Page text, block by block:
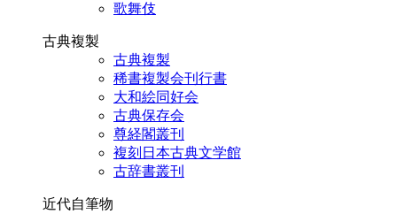
歌舞伎
古典複製
古典複製
稀書複製会刊行書
大和絵同好会
古典保存会
尊経閣叢刊
複刻日本古典文学館
古辞書叢刊
近代自筆物